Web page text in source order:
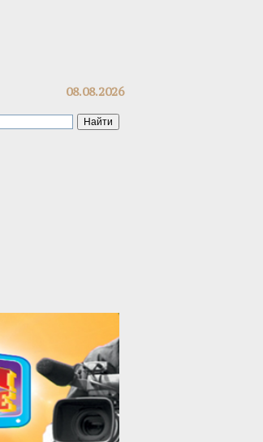
08.08.2026